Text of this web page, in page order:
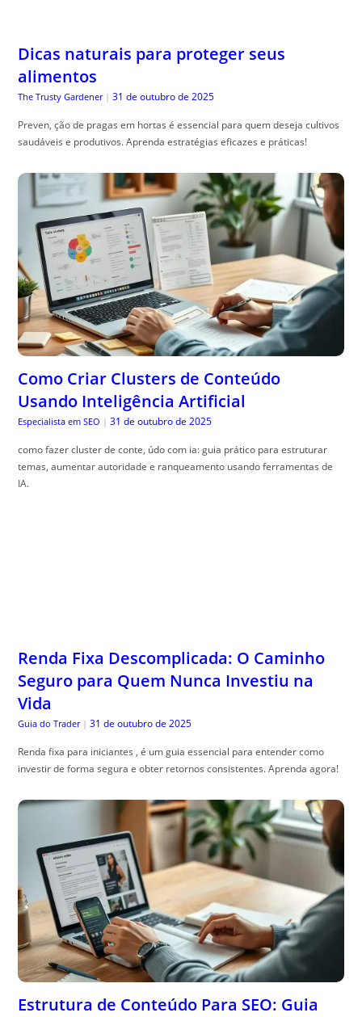
Dicas naturais para proteger seus
alimentos
The Trusty Gardener | 31 de outubro de 2025
Preven, ção de pragas em hortas é essencial para quem deseja cultivos
saudáveis e produtivos. Aprenda estratégias eficazes e práticas!
Como Criar Clusters de Conteúdo
Usando Inteligência Artificial
Especialista em SEO | 31 de outubro de 2025
como fazer cluster de conte, údo com ia: guia prático para estruturar
temas, aumentar autoridade e ranqueamento usando ferramentas de
IA.
Renda Fixa Descomplicada: O Caminho
Seguro para Quem Nunca Investiu na
Vida
Guia do Trader | 31 de outubro de 2025
Renda fixa para iniciantes , é um guia essencial para entender como
investir de forma segura e obter retornos consistentes. Aprenda agora!
Estrutura de Conteúdo Para SEO: Guia